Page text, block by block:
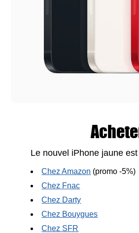
Le nouvel iPhone jaune
Chez Amazon (promo -5%)
Chez Fnac
Chez Darty
Chez Bouygues
Chez SFR